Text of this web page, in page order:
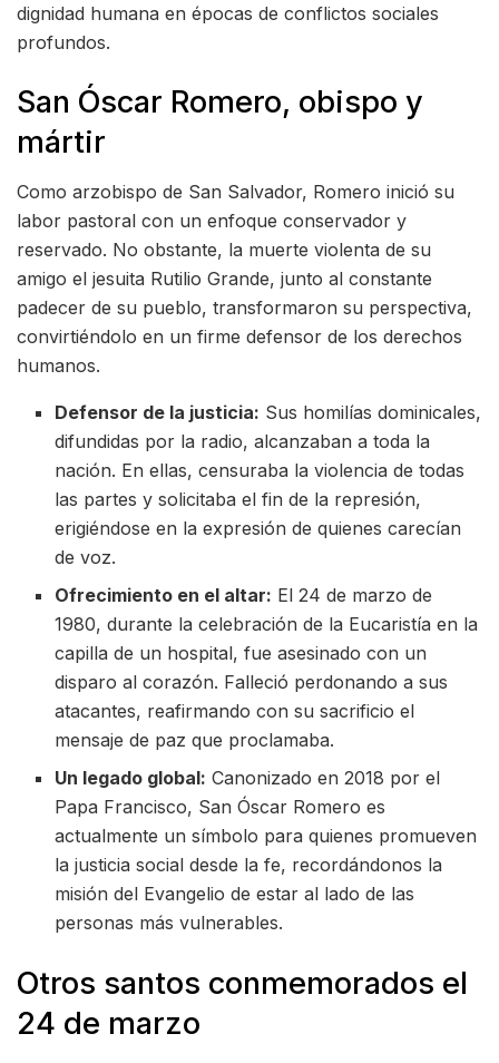
dignidad humana en épocas de conflictos sociales
profundos.
San Óscar Romero, obispo y
mártir
Como arzobispo de San Salvador, Romero inició su
labor pastoral con un enfoque conservador y
reservado. No obstante, la muerte violenta de su
amigo el jesuita Rutilio Grande, junto al constante
padecer de su pueblo, transformaron su perspectiva,
convirtiéndolo en un firme defensor de los derechos
humanos.
Defensor de la justicia: Sus homilías dominicales,
difundidas por la radio, alcanzaban a toda la
nación. En ellas, censuraba la violencia de todas
las partes y solicitaba el fin de la represión,
erigiéndose en la expresión de quienes carecían
de voz.
Ofrecimiento en el altar: El 24 de marzo de
1980, durante la celebración de la Eucaristía en la
capilla de un hospital, fue asesinado con un
disparo al corazón. Falleció perdonando a sus
atacantes, reafirmando con su sacrificio el
mensaje de paz que proclamaba.
Un legado global: Canonizado en 2018 por el
Papa Francisco, San Óscar Romero es
actualmente un símbolo para quienes promueven
la justicia social desde la fe, recordándonos la
misión del Evangelio de estar al lado de las
personas más vulnerables.
Otros santos conmemorados el
24 de marzo